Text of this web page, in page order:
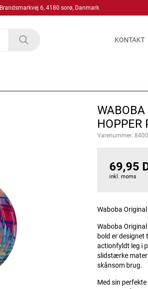
Brandsmarkvej 6, 4180 sorø, Danmark
KONTAKT
HOPPER
Varenummer:
69,95
inkl. moms
Waboba
Waboba
bold er designet
actionfyldt leg i
slidstærke
skånsom brug.
Med sin